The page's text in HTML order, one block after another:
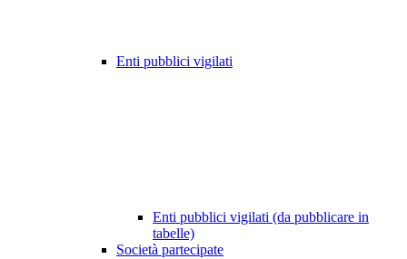
Enti pubblici vigilati
Enti pubblici vigilati (da pubblicare in
tabelle)
Società partecipate